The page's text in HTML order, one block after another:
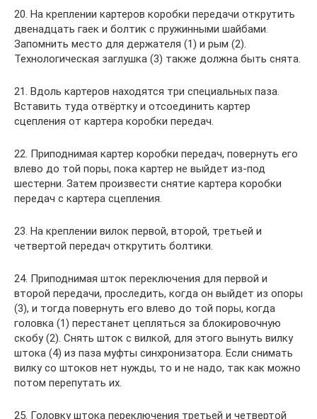
20. На креплении картеров коробки передачи открутить
двенадцать гаек и болтик с пружинными шайбами.
Запомнить место для держателя (1) и рым (2).
Технологическая заглушка (3) также должна быть снята.
21. Вдоль картеров находятся три специальных паза.
Вставить туда отвёртку и отсоединить картер
сцепления от картера коробки передач.
22. Приподнимая картер коробки передач, повернуть его
влево до той поры, пока картер не выйдет из-под
шестерни. Затем произвести снятие картера коробки
передач с картера сцепления.
23. На креплении вилок первой, второй, третьей и
четвертой передач открутить болтики.
24. Приподнимая шток переключения для первой и
второй передачи, проследить, когда он выйдет из опоры
(3), и тогда повернуть его влево до той поры, когда
головка (1) перестанет цепляться за блокировочную
скобу (2). Снять шток с вилкой, для этого вынуть вилку
штока (4) из паза муфты синхронизатора. Если снимать
вилку со штоков нет нужды, то и не надо, так как можно
потом перепутать их.
25. Головку штока переключения третьей и четвертой